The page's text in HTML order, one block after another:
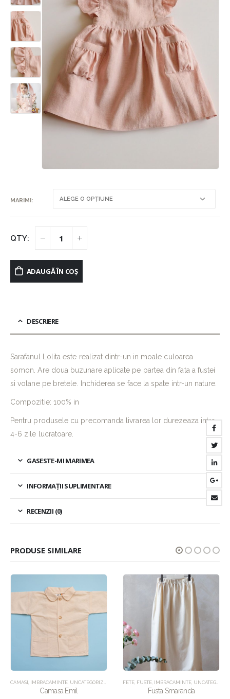
MARIMI
ADAUGĂ ÎN COȘ
DESCRIERE
Sarafanul Lolita este realizat dintr-un in moale culoarea
somon. Are doua buzunare aplicate pe partea din fata a fustei
si volane pe bretele. Inchiderea se face la spate intr-un nature.
Compozitie: 100% in
Pentru produsele cu precomanda livrarea lor durezeaza intre
4-6 zile lucratoare.
GASESTE-MI MARIMEA
INFORMAȚII SUPLIMENTARE
RECENZII (0)
PRODUSE SIMILARE
IMBRACAMINTE ,SALOPETE,UNCATEGORIZED
CAMASI , IMBRACAMINTE, UNCATEGORIZED
Camasa Emil
FETE, FUSTE, IMBRACAMINTE, UNCATEGORIZED
Fusta Smaranda